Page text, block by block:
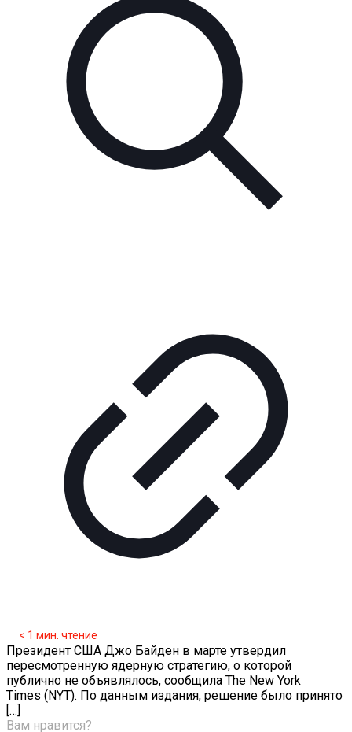
< 1 мин. чтение
Президент США Джо Байден в марте утвердил
пересмотренную ядерную стратегию, о которой
публично не объявлялось, сообщила The New York
Times (NYT). По данным издания, решение было принято
[…]
Вам нравится?